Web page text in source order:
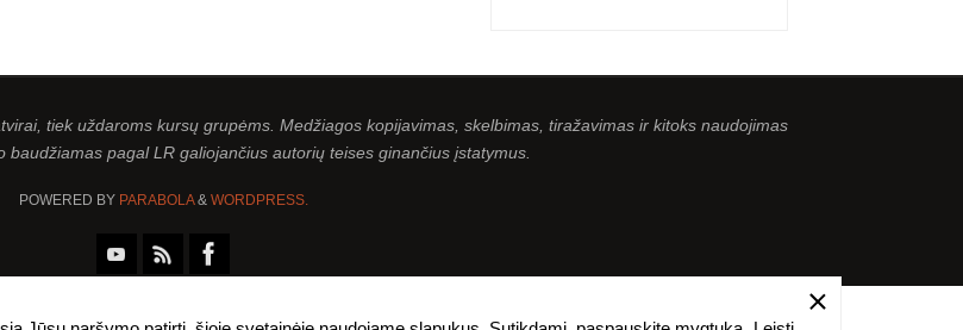
tiek uždaroms kursų grupėms. Medžiagos kopijavimas, skelbimas, tiražavimas ir kitoks naudojimas
baudžiamas pagal LR galiojančius autorių teises ginančius įstatymus.
POWERED BY PARABOLA& WORDPRESS.